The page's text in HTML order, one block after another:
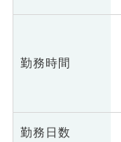
勤務時間
勤務日数